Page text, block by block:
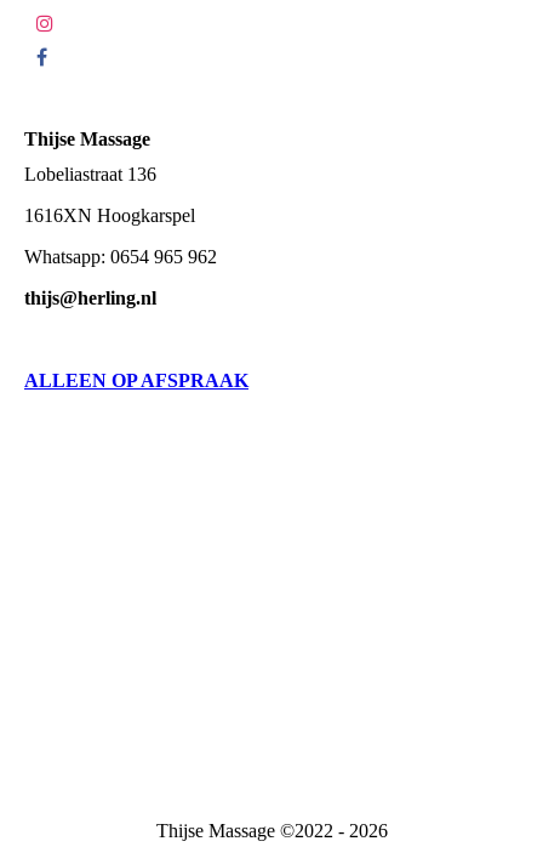
Thijse Massage
Lobeliastraat 136
1616XN Hoogkarspel
Whatsapp: 0654 965 962
thijs@herling.nl
ALLEEN OP AFSPRAAK
Thijse Massage ©2022 - 2026